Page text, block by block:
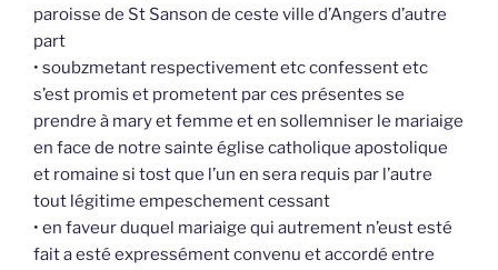
paroisse de St Sanson de ceste ville d’Angers d’autre
part
• soubzmetant respectivement etc confessent etc
s’est promis et prometent par ces présentes se
prendre à mary et femme et en sollemniser le mariaige
en face de notre sainte église catholique apostolique
et romaine si tost que l’un en sera requis par l’autre
tout légitime empeschement cessant
• en faveur duquel mariaige qui autrement n’eust esté
fait a esté expressément convenu et accordé entre